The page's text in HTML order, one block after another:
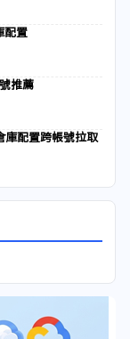
配置
推薦
庫配置跨帳號拉取